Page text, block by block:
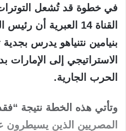
في خطوة قد تُشعل
القناة 14 العبرية أن
بنيامين نتنياهو يدرس
الاستراتيجي إلى الإمارات
الحرب الجارية.
وتأتي هذه الخطة نتيجة
المصريين الذين يسيطرون